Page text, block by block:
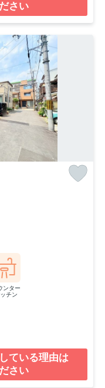
さい
ンター
チン
ている理由は
さい